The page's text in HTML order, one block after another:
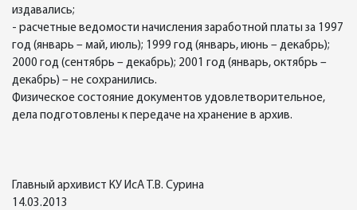
издавались;
- расчетные ведомости начисления заработной платы за 1997
год (январь – май, июль); 1999 год (январь, июнь – декабрь);
2000 год (сентябрь – декабрь); 2001 год (январь, октябрь –
декабрь) – не сохранились.
Физическое состояние документов удовлетворительное,
дела подготовлены к передаче на хранение в архив.
Главный архивист КУ ИсА Т.В. Сурина
14.03.2013